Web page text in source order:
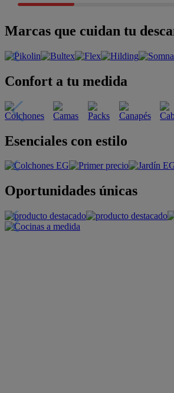
Marcas que cuidan tu
Confort a tu medida
Esenciales con estilo
Oportunidades únicas